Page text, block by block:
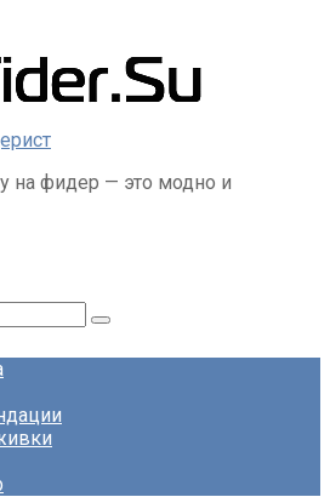
на фидер — это модно и